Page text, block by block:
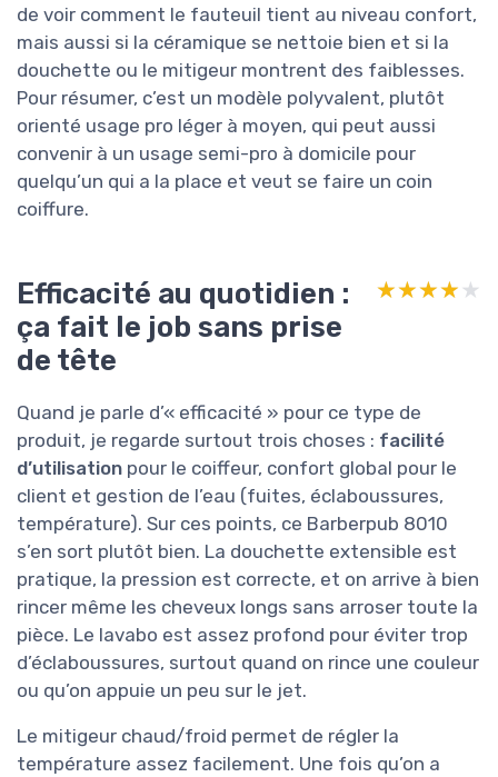
de voir comment le fauteuil tient au niveau confort,
mais aussi si la céramique se nettoie bien et si la
douchette ou le mitigeur montrent des faiblesses.
Pour résumer, c’est un modèle polyvalent, plutôt
orienté usage pro léger à moyen, qui peut aussi
convenir à un usage semi-pro à domicile pour
quelqu’un qui a la place et veut se faire un coin
coiffure.
Efficacité au quotidien :
ça fait le job sans prise
de tête
★★★★★
★★★★★
Quand je parle d’« efficacité » pour ce type de
produit, je regarde surtout trois choses : facilité
d’utilisation pour le coiffeur, confort global pour le
client et gestion de l’eau (fuites, éclaboussures,
température). Sur ces points, ce Barberpub 8010
s’en sort plutôt bien. La douchette extensible est
pratique, la pression est correcte, et on arrive à bien
rincer même les cheveux longs sans arroser toute la
pièce. Le lavabo est assez profond pour éviter trop
d’éclaboussures, surtout quand on rince une couleur
ou qu’on appuie un peu sur le jet.
Le mitigeur chaud/froid permet de régler la
température assez facilement. Une fois qu’on a